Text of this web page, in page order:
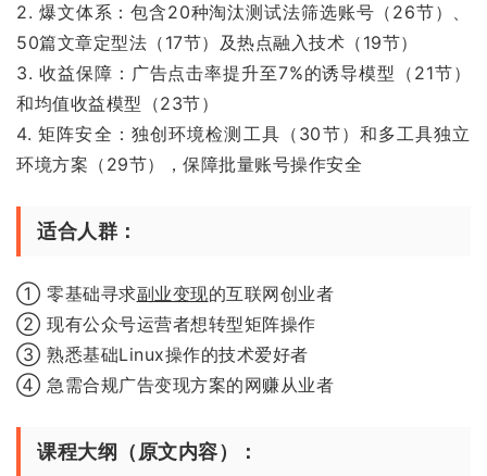
2. 爆文体系：包含20种淘汰测试法筛选账号（26节）、
50篇文章定型法（17节）及热点融入技术（19节）
3. 收益保障：广告点击率提升至7%的诱导模型（21节）
和均值收益模型（23节）
4. 矩阵安全：独创环境检测工具（30节）和多工具独立
环境方案（29节），保障批量账号操作安全
适合人群：
① 零基础寻求副业变现的互联网创业者
② 现有公众号运营者想转型矩阵操作
③ 熟悉基础Linux操作的技术爱好者
④ 急需合规广告变现方案的网赚从业者
课程大纲（原文内容）：